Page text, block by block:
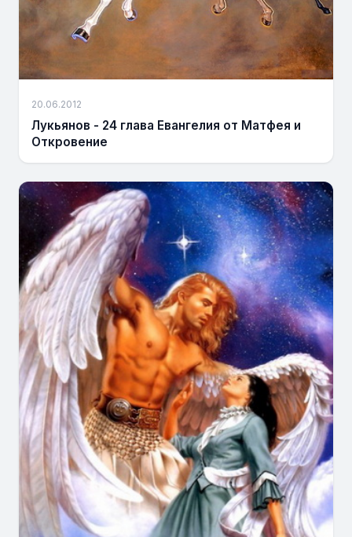
20.06.2012
Лукьянов - 24 глава Евангелия от Матфея и
Откровение